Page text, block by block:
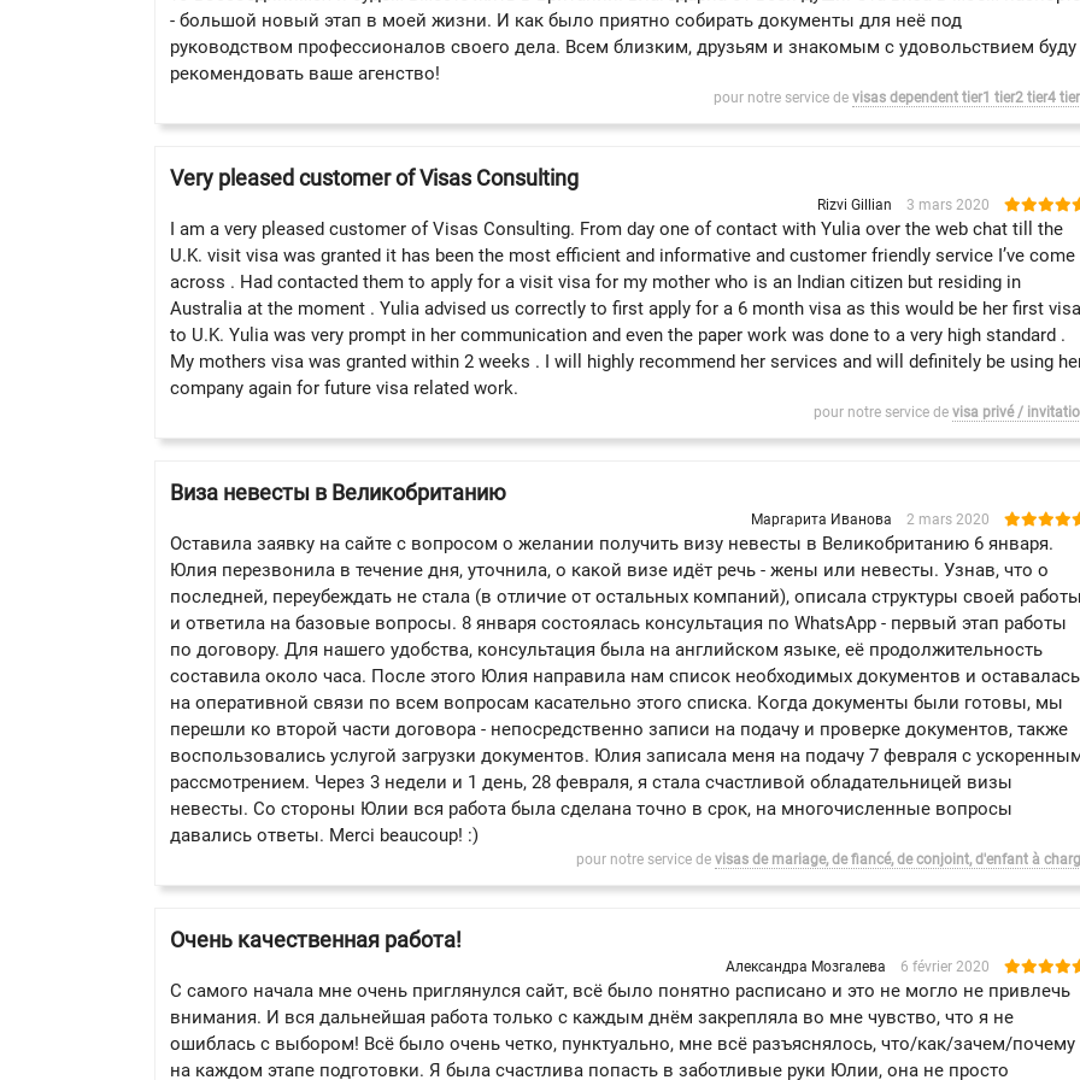
- большой новый этап в моей жизни. И как было приятно собирать документы для неё под
руководством профессионалов своего дела. Всем близким, друзьям и знакомым с удовольствием буду
рекомендовать ваше агенство!
pour notre service devisas dependent tier1 tier2 tier4
Very pleased customer of Visas Consulting
Rizvi Gillian 3 mars 2020
I am a very pleased customer of Visas Consulting. From day one of contact with Yulia over the web chat till the
U.K. visit visa was granted it has been the most efficient and informative and customer friendly service I’ve come
across . Had contacted them to apply for a visit visa for my mother who is an Indian citizen but residing in
Australia at the moment . Yulia advised us correctly to first apply for a 6 month visa as this would be her first visa
to U.K. Yulia was very prompt in her communication and even the paper work was done to a very high standard .
My mothers visa was granted within 2 weeks . I will highly recommend her services and will definitely be using
company again for future visa related work.
pour notre service devisa privé /
Виза невесты в Великобританию
Маргарита Иванова 2 mars 2020
Оставила заявку на сайте с вопросом о желании получить визу невесты в Великобританию 6 января.
Юлия перезвонила в течение дня, уточнила, о какой визе идёт речь - жены или невесты. Узнав, что о
последней, переубеждать не стала (в отличие от остальных компаний), описала структуры своей работы
и ответила на базовые вопросы. 8 января состоялась консультация по WhatsApp - первый этап работы
по договору. Для нашего удобства, консультация была на английском языке, её продолжительность
составила около часа. После этого Юлия направила нам список необходимых документов и оставалась
на оперативной связи по всем вопросам касательно этого списка. Когда документы были готовы, мы
перешли ко второй части договора - непосредственно записи на подачу и проверке документов, также
воспользовались услугой загрузки документов. Юлия записала меня на подачу 7 февраля с
рассмотрением. Через 3 недели и 1 день, 28 февраля, я стала счастливой обладательницей визы
невесты. Со стороны Юлии вся работа была сделана точно в срок, на многочисленные вопросы
давались ответы. Merci beaucoup! :)
pour notre service devisas de mariage, de fiancé, de conjoint, d'enfant à
Очень качественная работа!
Александра Мозгалева 6 février 2020
С самого начала мне очень приглянулся сайт, всё было понятно расписано и это не могло не привлечь
внимания. И вся дальнейшая работа только с каждым днём закрепляла во мне чувство, что я не
ошиблась с выбором! Всё было очень четко, пунктуально, мне всё разъяснялось, что/как/зачем/почему
на каждом этапе подготовки. Я была счастлива попасть в заботливые руки Юлии, она не просто